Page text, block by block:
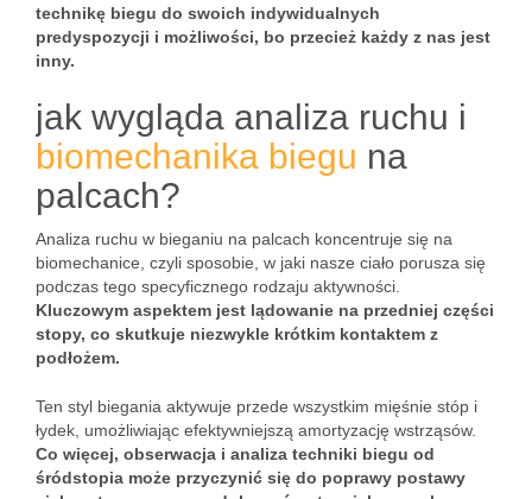
technikę biegu do swoich indywidualnych
predyspozycji i możliwości, bo przecież każdy z nas jest
inny.
jak wygląda analiza ruchu i
biomechanika biegu na
palcach?
Analiza ruchu w bieganiu na palcach koncentruje się na
biomechanice, czyli sposobie, w jaki nasze ciało porusza się
podczas tego specyficznego rodzaju aktywności.
Kluczowym aspektem jest lądowanie na przedniej części
stopy, co skutkuje niezwykle krótkim kontaktem z
podłożem.
Ten styl biegania aktywuje przede wszystkim mięśnie stóp i
łydek, umożliwiając efektywniejszą amortyzację wstrząsów.
Co więcej, obserwacja i analiza techniki biegu od
śródstopia może przyczynić się do poprawy postawy